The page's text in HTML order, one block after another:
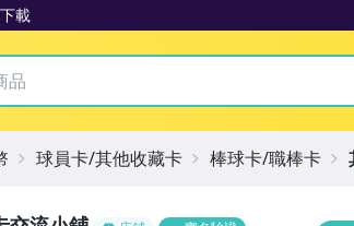
載
球員卡/其他收藏卡 棒球卡/職棒卡